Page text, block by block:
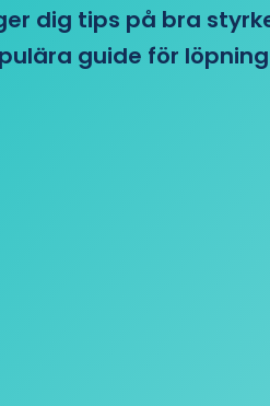
dig tips på bra
guide för